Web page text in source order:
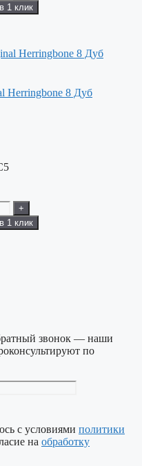
1 клик
Herringbone 8 Дуб
+
1 клик
звонок — наши
по
с условиями политики
на обработку